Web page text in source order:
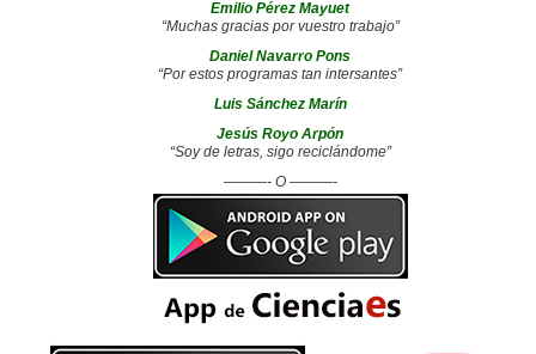
Emilio Pérez Mayuet
“Muchas gracias por vuestro trabajo”
Daniel Navarro Pons
“Por estos programas tan intersantes”
Luis Sánchez Marín
Jesús Royo Arpón
“Soy de letras, sigo reciclándome”
———- O ———-